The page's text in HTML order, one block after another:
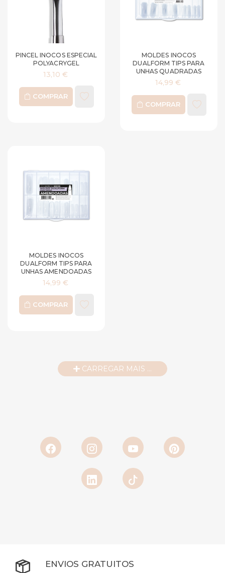
PINCEL INOCOS ESPECIAL
POLYACRYGEL
13,10 €
COMPRAR
MOLDES INOCOS
DUALFORM TIPS PARA
UNHAS QUADRADAS
14,99 €
COMPRAR
MOLDES INOCOS
DUALFORM TIPS PARA
UNHAS AMENDOADAS
14,99 €
COMPRAR
CARREGAR MAIS ...
ENVIOS GRATUITOS